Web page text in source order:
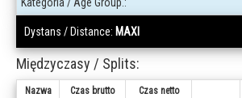
Dystans / Distance: MAXI
Międzyczasy / Splits:
Nazwa
Czas brutto
Czas netto